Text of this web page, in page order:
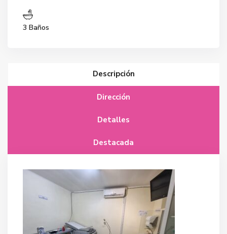
3 Baños
Descripción
Dirección
Detalles
Destacada